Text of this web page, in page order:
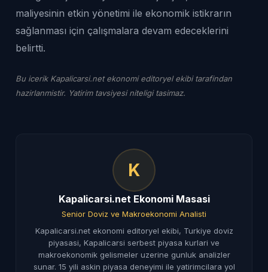
maliyesinin etkin yönetimi ile ekonomik istikrarın
sağlanması için çalışmalara devam edeceklerini
belirtti.
Bu icerik Kapalicarsi.net ekonomi editoryel ekibi tarafindan
hazirlanmistir. Yatirim tavsiyesi niteligi tasimaz.
K
Kapalicarsi.net Ekonomi Masasi
Senior Doviz ve Makroekonomi Analisti
Kapalicarsi.net ekonomi editoryel ekibi, Turkiye doviz
piyasasi, Kapalicarsi serbest piyasa kurlari ve
makroekonomik gelismeler uzerine gunluk analizler
sunar. 15 yili askin piyasa deneyimi ile yatirimcilara yol